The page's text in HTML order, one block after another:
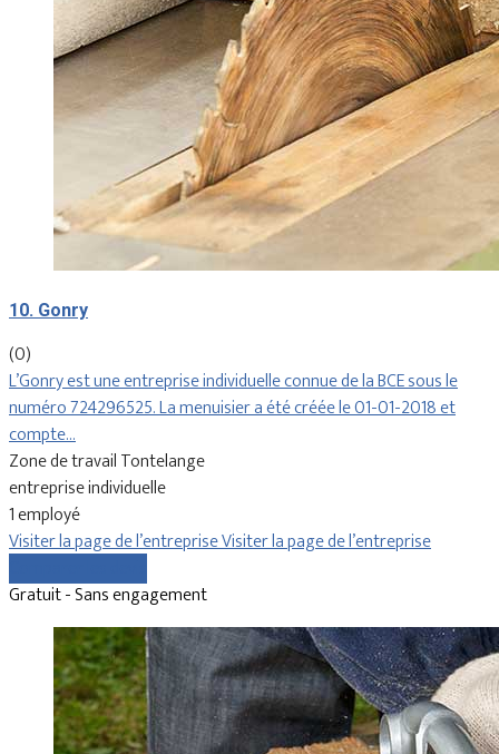
10. Gonry
(0)
L’Gonry est une entreprise individuelle connue de la BCE sous le
numéro 724296525. La menuisier a été créée le 01-01-2018 et
compte…
Zone de travail Tontelange
entreprise individuelle
1 employé
Visiter la page de l’entrepriseVisiter la page de l’entreprise
Gratuit - Sans engagement